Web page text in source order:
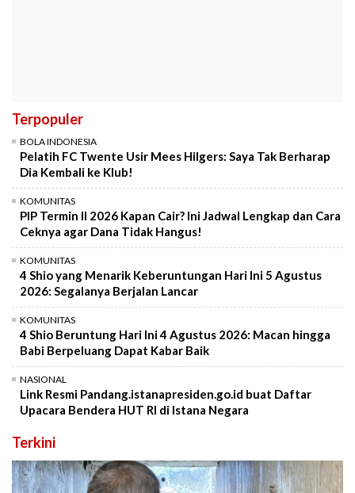
Terpopuler
BOLA INDONESIA
Pelatih FC Twente Usir Mees Hilgers: Saya Tak Berharap
Dia Kembali ke Klub!
KOMUNITAS
PIP Termin II 2026 Kapan Cair? Ini Jadwal Lengkap dan Cara
Ceknya agar Dana Tidak Hangus!
KOMUNITAS
4 Shio yang Menarik Keberuntungan Hari Ini 5 Agustus
2026: Segalanya Berjalan Lancar
KOMUNITAS
4 Shio Beruntung Hari Ini 4 Agustus 2026: Macan hingga
Babi Berpeluang Dapat Kabar Baik
NASIONAL
Link Resmi Pandang.istanapresiden.go.id buat Daftar
Upacara Bendera HUT RI di Istana Negara
Terkini